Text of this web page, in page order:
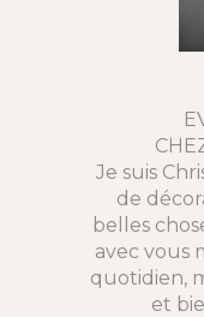
Je suis
de
belles
avec vous
quotidien,
et